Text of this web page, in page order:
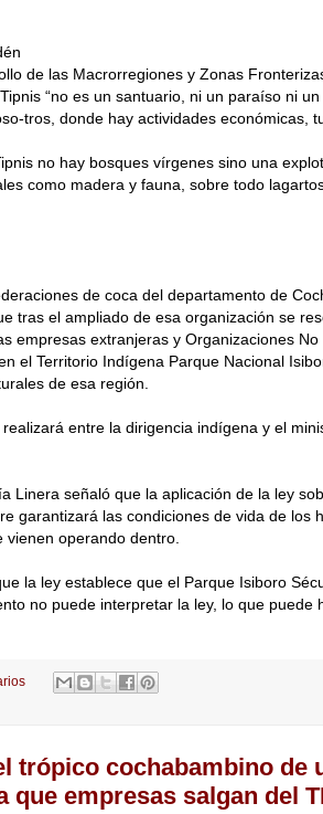
de las Macrorregiones y Zonas
“no es un santuario, ni un paraíso ni
tros, donde hay actividades económicas,
no hay bosques vírgenes sino una
como madera y fauna, sobre todo
de coca del departamento de
tras el ampliado de esa organización se
empresas extranjeras y Organizaciones No
el Territorio Indígena Parque Nacional
de esa región.
entre la dirigencia indígena y el
Linera señaló que la aplicación de la ley
garantizará las condiciones de vida de los
vienen operando dentro.
la ley establece que el Parque Isiboro
no puede interpretar la ley, lo que puede
trópico cochabambino de
que empresas salgan del